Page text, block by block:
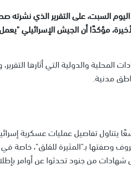
اليوم السبت، على التقرير الذي
مؤكدًا أن الجيش الإسرائيلي
المحلية والدولية التي أثارها
مدنية.
تفاصيل عمليات عسكرية
وصفتها بـ"المثيرة للقلق"، خاصة
شهادات من جنود تحدثوا عن أوامر